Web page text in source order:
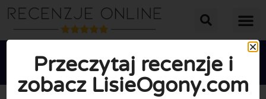
Przeczytaj recenzje i
zobacz LisieOgony.com